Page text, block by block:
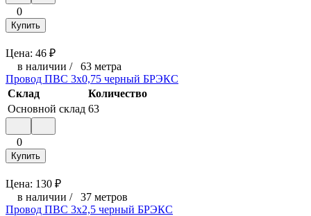
0
Купить
Цена: 46 ₽
в наличии / 63 метра
Провод ПВС 3х0,75 черный БРЭКС
Склад
Количество
Основной склад 63
0
Купить
Цена: 130 ₽
в наличии / 37 метров
Провод ПВС 3х2,5 черный БРЭКС